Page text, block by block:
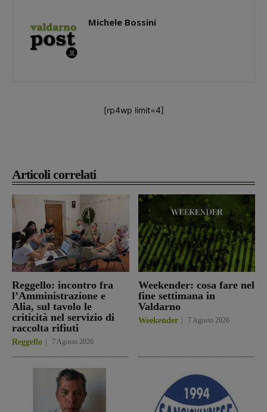
Articoli correlati
Reggello: incontro fra
l’Amministrazione e
Alia, sul tavolo le
criticità nel servizio di
raccolta rifiuti
Reggello 7 Agosto 2026
Weekender: cosa fare nel
fine settimana in
Valdarno
Weekender 7 Agosto 2026
Michele Bossini
[rp4wp limit=4]